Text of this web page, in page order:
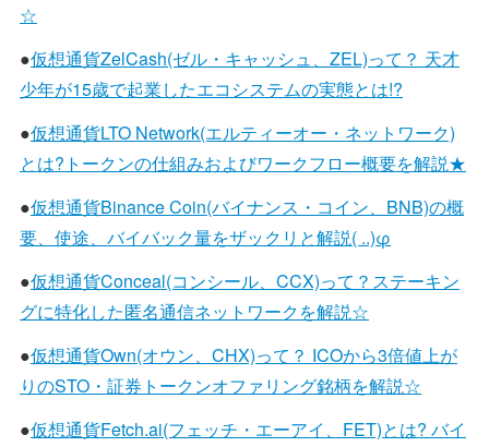
☆
●仮想通貨ZelCash(ゼル・キャッシュ、ZEL)って？ 天才
少年が15歳で起業したエコシステムの実態とは!?
●仮想通貨LTO Network(エルティーオー・ネットワーク)
とは?トークンの仕組みおよびワークフロー概要を解説★
●仮想通貨Binance Coin(バイナンス・コイン、BNB)の概
要、使途、バイバック量をザックリと解説( ..)φ
●仮想通貨Conceal(コンシール、CCX)って？ステーキン
グに特化した匿名通信ネットワークを解説☆
●仮想通貨Own(オウン、CHX)って？ ICOから3倍値上が
りのSTO・証券トークンオファリング銘柄を解説☆
●仮想通貨Fetch.ai(フェッチ・エーアイ、FET)とは? バイ